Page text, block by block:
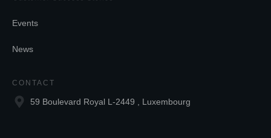
Events
News
CONTACT
59 Boulevard Royal L-2449 , Luxembourg